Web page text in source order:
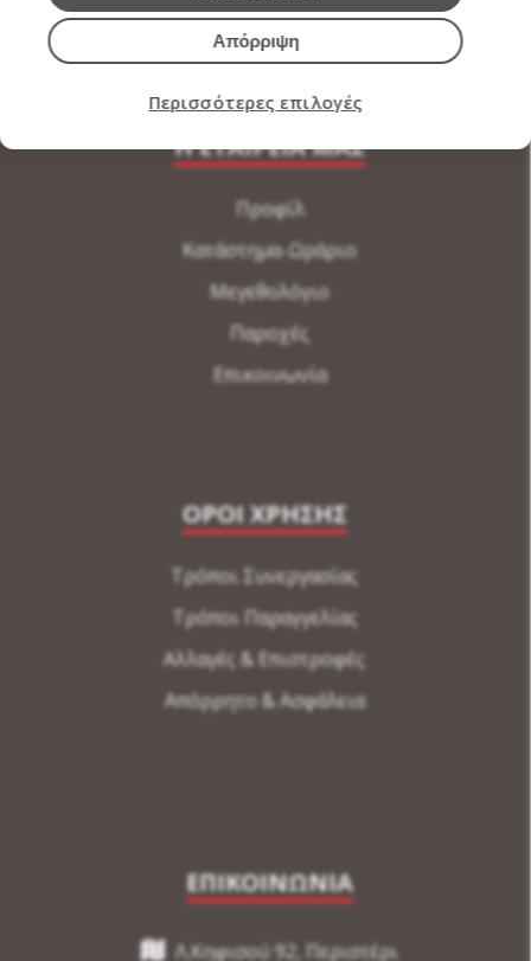
Αξεσουάρ Ανδρικά
Αξεσουάρ Γυναικεία
Η ΕΤΑΙΡΕΙΑ ΜΑΣ
Προφίλ
Κατάστημα-Ωράριο
Μεγεθολόγιο
Παροχές
Επικοινωνία
ΟΡΟΙ ΧΡΗΣΗΣ
Τρόποι Συνεργασίας
Τρόποι Παραγγελίας
Αλλαγές & Επιστροφές
Απόρρητο & Ασφάλεια
ΕΠΙΚΟΙΝΩΝΙΑ
Λ.Κηφισού 92, Περιστέρι
Απόρριψη
Περισσότερες επιλογές